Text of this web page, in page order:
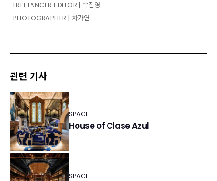
FREELANCER EDITOR | 박진영
PHOTOGRAPHER | 차가연
관련 기사
SPACE
House of Clase Azul
SPACE